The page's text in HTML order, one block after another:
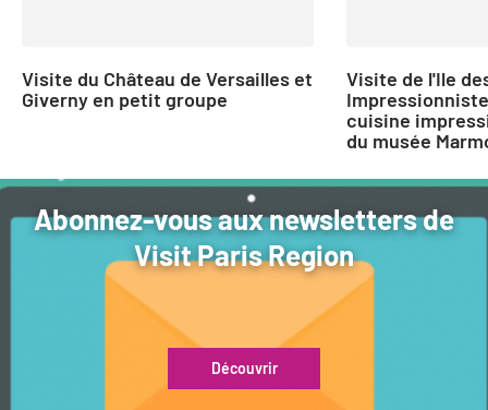
Visite du Château de Versailles et
Giverny en petit groupe
Visite de l'Ile
cuisine
du musée
Abonnez-vous aux newsletters de
Visit Paris Region
Découvrir